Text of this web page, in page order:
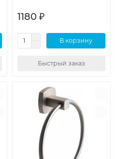
1180 ₽
В корзину
Быстрый заказ